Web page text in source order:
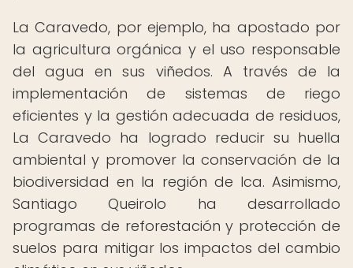
La Caravedo, por ejemplo, ha apostado por
la agricultura orgánica y el uso responsable
del agua en sus viñedos. A través de la
implementación de sistemas de riego
eficientes y la gestión adecuada de residuos,
La Caravedo ha logrado reducir su huella
ambiental y promover la conservación de la
biodiversidad en la región de Ica. Asimismo,
Santiago Queirolo ha desarrollado
programas de reforestación y protección de
suelos para mitigar los impactos del cambio